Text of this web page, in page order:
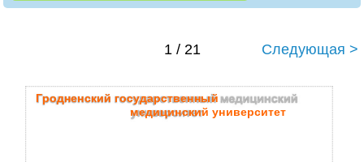
1 / 21 Следующая >
Гродненский государственный
медицинский университет